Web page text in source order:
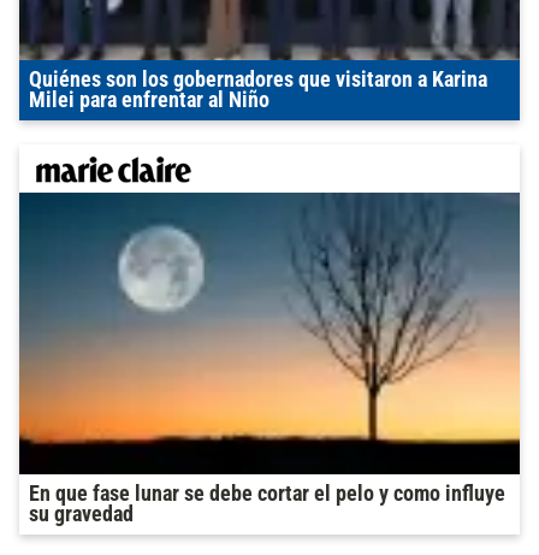
Quiénes son los gobernadores que visitaron a Karina
Milei para enfrentar al Niño
En que fase lunar se debe cortar el pelo y como influye
su gravedad